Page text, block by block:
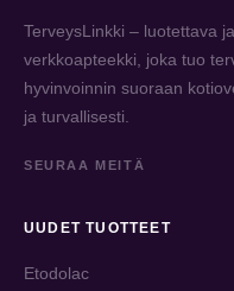
TerveysLinkki – luotettava
verkkoapteekki, joka tuo
hyvinvoinnin suoraan
ja turvallisesti.
SEURAA MEITÄ
UUDET TUOTTEET
Etodolac